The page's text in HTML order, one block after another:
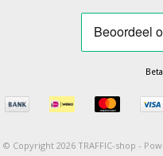
© Copyright 2026 TRAFFIC-shop -